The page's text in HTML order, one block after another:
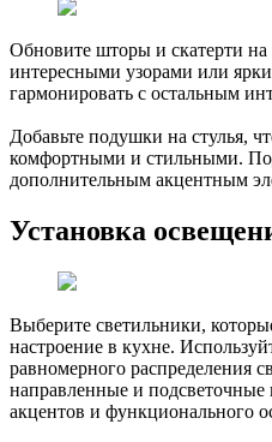
Обновите шторы и скатерти
интересными узорами или
гармонировать с остальным
Добавьте подушки на стулья,
комфортными и стильными.
дополнительным акцентным
Установка
Выберите светильники,
настроение в кухне.
равномерного распределения
направленные и подсветочные
акцентов и функционального